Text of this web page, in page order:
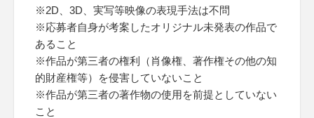
※2D、3D、実写等映像の表現手法は不問
※応募者自身が考案したオリジナル未発表の作品で
あること
※作品が第三者の権利（肖像権、著作権その他の知
的財産権等）を侵害していないこと
※作品が第三者の著作物の使用を前提としていない
こと